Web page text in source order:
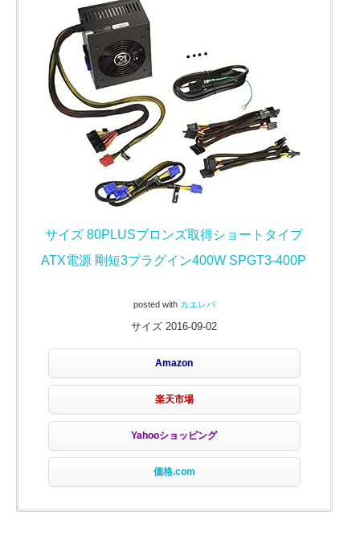
サイズ 80PLUSブロンズ取得ショートタイプ
ATX電源 剛短3プラグイン400W SPGT3-400P
posted with カエレバ
サイズ 2016-09-02
Amazon
楽天市場
Yahooショッピング
価格.com